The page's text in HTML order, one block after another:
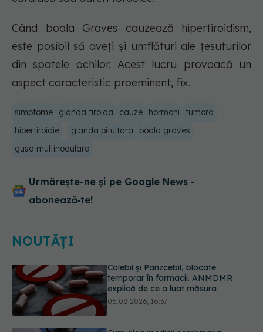
Când boala Graves cauzează hipertiroidism,
este posibil să aveți și umflături ale țesuturilor
din spatele ochilor. Acest lucru provoacă un
aspect caracteristic proeminent, fix.
simptome glanda tiroida cauze hormoni
tumora
hipertiroidie
glanda pituitara
boala graves
gusa multinodulara
Urmărește-ne și pe Google News -
abonează‑te!
NOUTĂȚI
Cum aleg medicii combinația
potrivită de medicamente pentru
hipertensiune. De ce doi pacienți cu